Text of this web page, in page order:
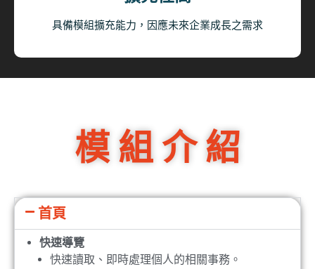
具備模組擴充能力，因應未來企業成長之需求​
模 組 介 紹
首頁
快速導覽​
快速讀取、即時處理個人的相關事務。